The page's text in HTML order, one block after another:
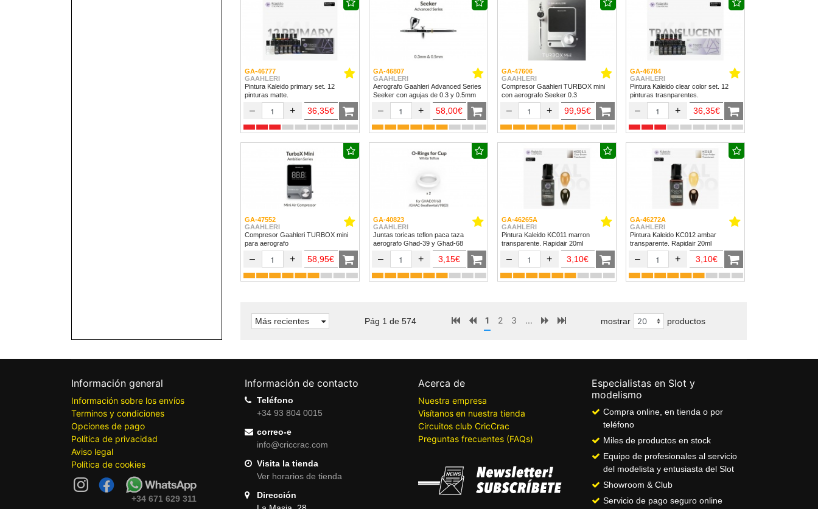
GA-46777
GAAHLERI
Pintura Kaleido primary set. 12
pinturas matte.
– + 36,35€
GA-46807
GAAHLERI
Aerografo Gaahleri Advanced Series
Seeker con agujas de 0.3 y 0.5mm
– + 58,00€
GA-47606
GAAHLERI
Compresor Gaahleri TURBOX mini
con aerografo Seeker 0.3
– + 99,95€
GA-46784
GAAHLERI
Pintura Kaleido clear color set. 12
pinturas trasnparentes.
– + 36,35€
GA-47552
GAAHLERI
Compresor Gaahleri TURBOX mini
para aerografo
– + 58,95€
GA-40823
GAAHLERI
Juntas toricas teflon paca taza
aerografo Ghad-39 y Ghad-68
– + 3,15€
GA-46265A
GAAHLERI
Pintura Kaleido KC011 marron
transparente. Rapidair 20ml
– + 3,10€
GA-46272A
GAAHLERI
Pintura Kaleido KC012 ambar
transparente. Rapidair 20ml
– + 3,10€
Más recientes Pág 1 de 574 1 2 3 ... mostrar productos
Información general
Información sobre los envíos
Terminos y condiciones
Opciones de pago
Política de privacidad
Aviso legal
Política de cookies
+34 671 629 311
Información de contacto
Teléfono
+34 93 804 0015
correo-e
info@criccrac.com
Visita la tienda
Ver horarios de tienda
Dirección
Acerca de
Nuestra empresa
Visítanos en nuestra tienda
Circuitos club CricCrac
Preguntas frecuentes (FAQs)
Especialistas en Slot y
modelismo
Compra online, en tienda o por
teléfono
Miles de productos en stock
Equipo de profesionales al servicio
del modelista y entusiasta del Slot
Showroom & Club
Servicio de pago seguro online